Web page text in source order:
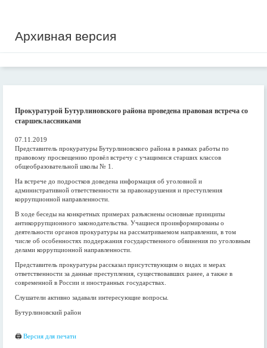
Архивная версия
Прокуратурой Бутурлиновского района проведена правовая встреча со
старшеклассниками
07.11.2019
Представитель прокуратуры Бутурлиновского района в рамках работы по
правовому просвещению провёл встречу с учащимися старших классов
общеобразовательной школы № 1.
На встрече до подростков доведена информация об уголовной и
административной ответственности за правонарушения и преступления
коррупционной направленности.
В ходе беседы на конкретных примерах разъяснены основные принципы
антикоррупционного законодательства. Учащиеся проинформированы о
деятельности органов прокуратуры на рассматриваемом направлении, в том
числе об особенностях поддержания государственного обвинения по уголовным
делами коррупционной направленности.
Представитель прокуратуры рассказал присутствующим о видах и мерах
ответственности за данные преступления, существовавших ранее, а также в
современной в России и иностранных государствах.
Слушатели активно задавали интересующие вопросы.
Бутурлиновский район
🖨 Версия для печати